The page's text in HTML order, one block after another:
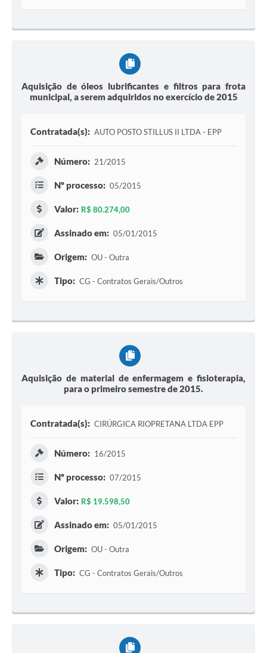
Aquisição de óleos lubrificantes e filtros para frota
municipal, a serem adquiridos no exercício de 2015
Contratada(s): AUTO POSTO STILLUS II LTDA - EPP
Número: 21/2015
Nº processo: 05/2015
Valor: R$ 80.274,00
Assinado em: 05/01/2015
Origem: OU - Outra
Tipo: CG - Contratos Gerais/Outros
Aquisição de material de enfermagem e fisioterapia,
para o primeiro semestre de 2015.
Contratada(s): CIRÚRGICA RIOPRETANA LTDA EPP
Número: 16/2015
Nº processo: 07/2015
Valor: R$ 19.598,50
Assinado em: 05/01/2015
Origem: OU - Outra
Tipo: CG - Contratos Gerais/Outros